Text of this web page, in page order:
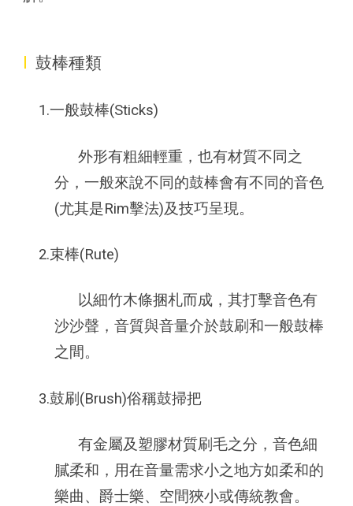
I 鼓棒種類
1.一般鼓棒(Sticks)
外形有粗細輕重，也有材質不同之
分，一般來說不同的鼓棒會有不同的音色
(尤其是Rim擊法)及技巧呈現。
2.束棒(Rute)
以細竹木條捆札而成，其打擊音色有
沙沙聲，音質與音量介於鼓刷和一般鼓棒
之間。
3.鼓刷(Brush)俗稱鼓掃把
有金屬及塑膠材質刷毛之分，音色細
膩柔和，用在音量需求小之地方如柔和的
樂曲、爵士樂、空間狹小或傳統教會。